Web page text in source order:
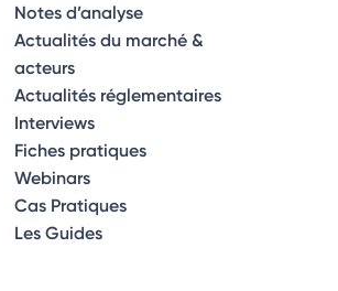
Notes d’analyse
Actualités du marché &
acteurs
Actualités réglementaires
Interviews
Fiches pratiques
Webinars
Cas Pratiques
Les Guides